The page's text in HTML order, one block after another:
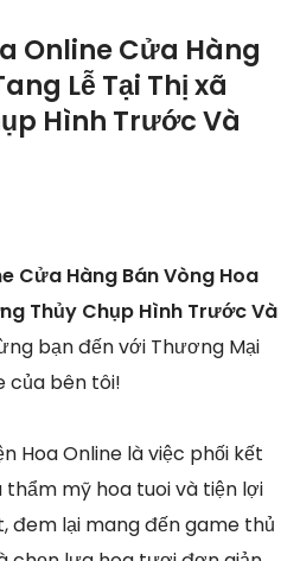
Online Cửa Hàng
Lễ Tại Thị xã
Hình Trước Và
Cửa Hàng Bán Vòng Hoa
Thủy Chụp Hình Trước Và
bạn đến với Thương Mại
của bên tôi!
Hoa Online là việc phối kết
mỹ hoa tuoi và tiện lợi
đem lại mang đến game thủ